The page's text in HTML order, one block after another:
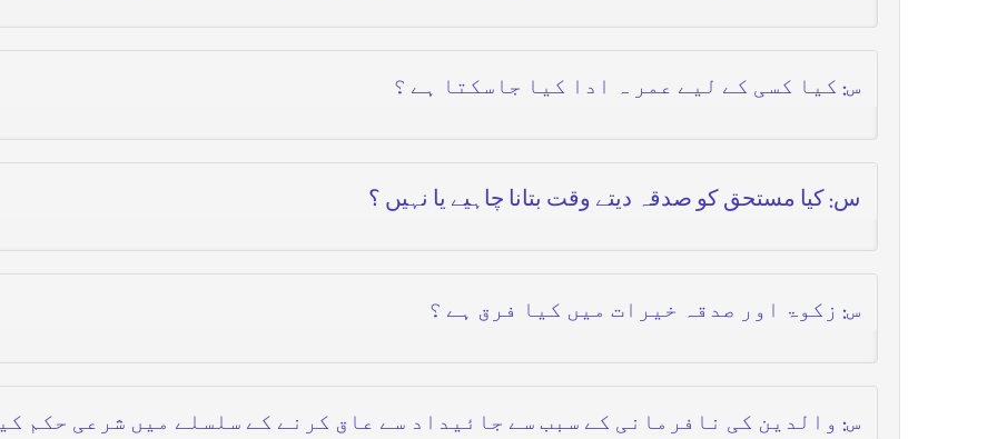
س: کیا کسی کے لیے عمر ہ ادا کیا جاسکتا ہے ؟
س: کیا مستحق کو صدقہ دیتے وقت بتانا چاہیے یا نہیں ؟
س: زکوۃ اور صدقہ خیرات میں کیا فرق ہے ؟
س: والدین کی نافرمانی کے سبب سے جائیداد سے عاق کرنے کے سلسلے میں شرعی حکم